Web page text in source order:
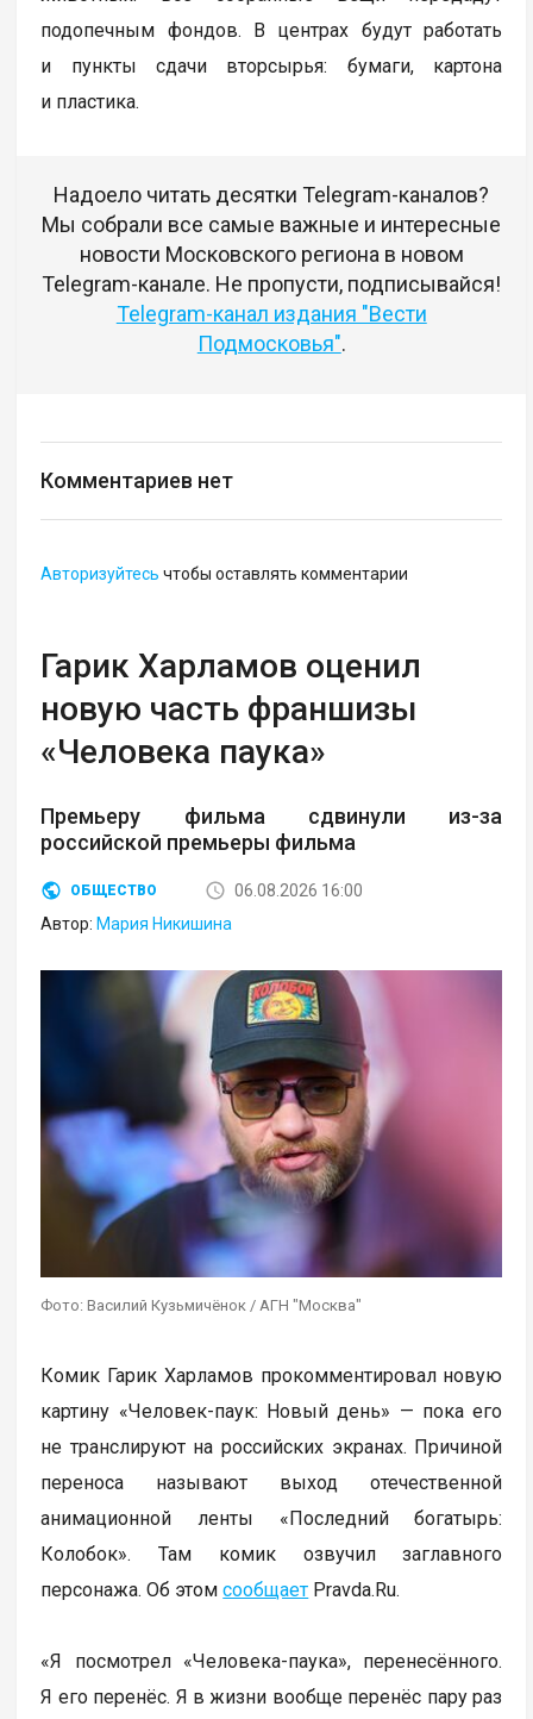
подопечным фондов. В центрах будут работать
и пункты сдачи вторсырья: бумаги, картона
и пластика.
Надоело читать десятки Telegram-каналов?
Мы собрали все самые важные и интересные
новости Московского региона в новом
Telegram-канале. Не пропусти, подписывайся!
Telegram-канал издания "Вести
Подмосковья".
Комментариев нет
Авторизуйтесь чтобы оставлять комментарии
Гарик Харламов оценил
новую часть франшизы
«Человека паука»
Премьеру фильма сдвинули из-за
российской премьеры фильма
ОБЩЕСТВО
06.08.2026 16:00
Автор: Мария Никишина
Фото: Василий Кузьмичёнок / АГН "Москва"
Комик Гарик Харламов прокомментировал новую
картину «Человек-паук: Новый день» — пока его
не транслируют на российских экранах. Причиной
переноса называют выход отечественной
анимационной ленты «Последний богатырь:
Колобок». Там комик озвучил заглавного
персонажа. Об этомсообщает Pravda.Ru.
«Я посмотрел «Человека-паука», перенесённого.
Я его перенёс. Я в жизни вообще перенёс пару раз